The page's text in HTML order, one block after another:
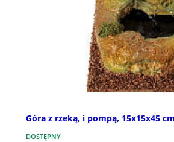
Góra z rzeką, i pompą, 15x15x45
DOSTĘPNY